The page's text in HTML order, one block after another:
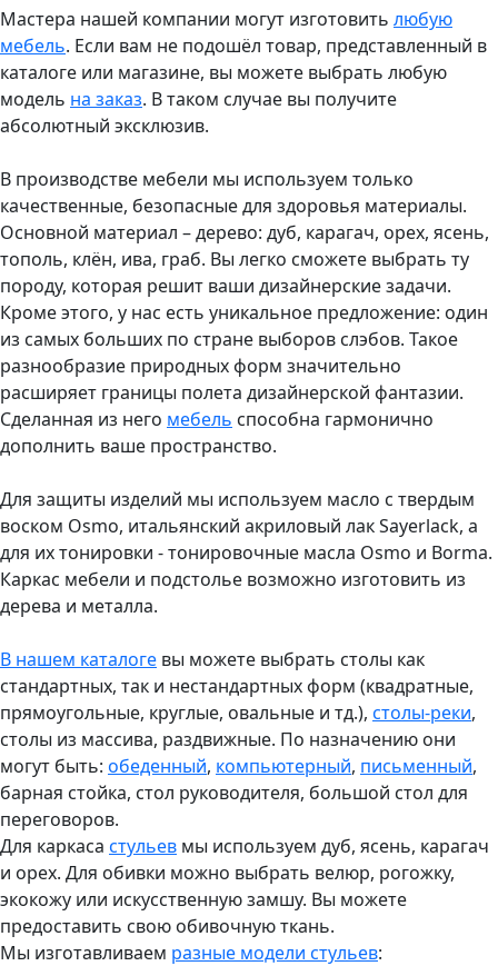
Мастера нашей компании могут изготовить любую
мебель. Если вам не подошёл товар, представленный в
каталоге или магазине, вы можете выбрать любую
модель на заказ. В таком случае вы получите
абсолютный эксклюзив.
В производстве мебели мы используем только
качественные, безопасные для здоровья материалы.
Основной материал – дерево: дуб, карагач, орех, ясень,
тополь, клён, ива, граб. Вы легко сможете выбрать ту
породу, которая решит ваши дизайнерские задачи.
Кроме этого, у нас есть уникальное предложение: один
из самых больших по стране выборов слэбов. Такое
разнообразие природных форм значительно
расширяет границы полета дизайнерской фантазии.
Сделанная из него мебель способна гармонично
дополнить ваше пространство.
Для защиты изделий мы используем масло с твердым
воском Osmo, итальянский акриловый лак Sayerlack, а
для их тонировки - тонировочные масла Osmo и Borma.
Каркас мебели и подстолье возможно изготовить из
дерева и металла.
В нашем каталоге вы можете выбрать столы как
стандартных, так и нестандартных форм (квадратные,
прямоугольные, круглые, овальные и тд.), столы-реки,
столы из массива, раздвижные. По назначению они
могут быть: обеденный, компьютерный, письменный,
барная стойка, стол руководителя, большой стол для
переговоров.
Для каркаса стульев мы используем дуб, ясень, карагач
и орех. Для обивки можно выбрать велюр, рогожку,
экокожу или искусственную замшу. Вы можете
предоставить свою обивочную ткань.
Мы изготавливаем разные модели стульев: